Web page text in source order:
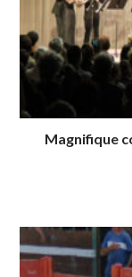
Magnifique